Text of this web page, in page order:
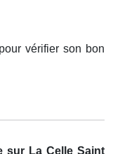
vérifier son bon
sur La Celle Saint